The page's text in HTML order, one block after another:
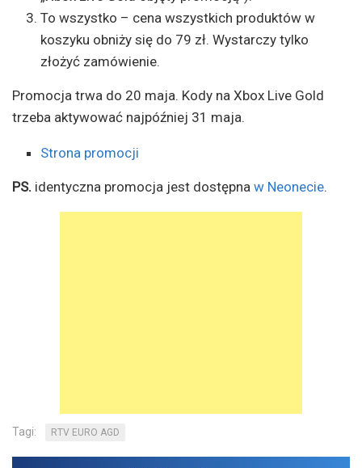
To wszystko – cena wszystkich produktów w
koszyku obniży się do 79 zł. Wystarczy tylko
złożyć zamówienie.
Promocja trwa do 20 maja. Kody na Xbox Live Gold
trzeba aktywować najpóźniej 31 maja.
Strona promocji
PS. identyczna promocja jest dostępna w Neonecie.
Tagi: RTV EURO AGD